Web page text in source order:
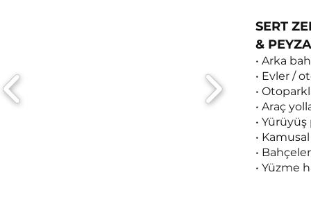
SERT
&
• Arka
• Evler /
•
• Araç
• Yürüyüş
•
• Bahçeler
• Yüzme